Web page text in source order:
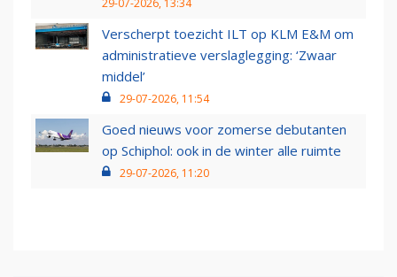
29-07-2026, 13:34
Verscherpt toezicht ILT op KLM E&M om
administratieve verslaglegging: ‘Zwaar
middel’
29-07-2026, 11:54
Goed nieuws voor zomerse debutanten
op Schiphol: ook in de winter alle ruimte
29-07-2026, 11:20